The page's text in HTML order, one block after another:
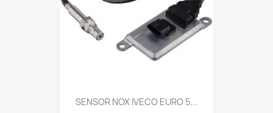
SENSOR NOX IVECO EURO 5...